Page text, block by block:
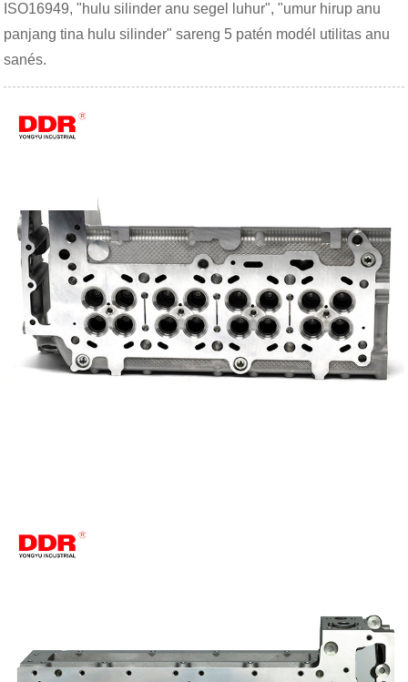
ISO16949, "hulu silinder anu segel luhur", "umur hirup anu
panjang tina hulu silinder" sareng 5 patén modél utilitas anu
sanés.